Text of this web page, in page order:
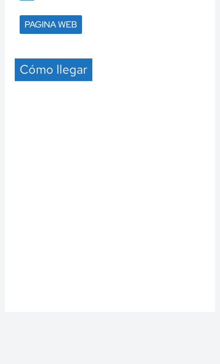
PAGINA WEB
Cómo llegar